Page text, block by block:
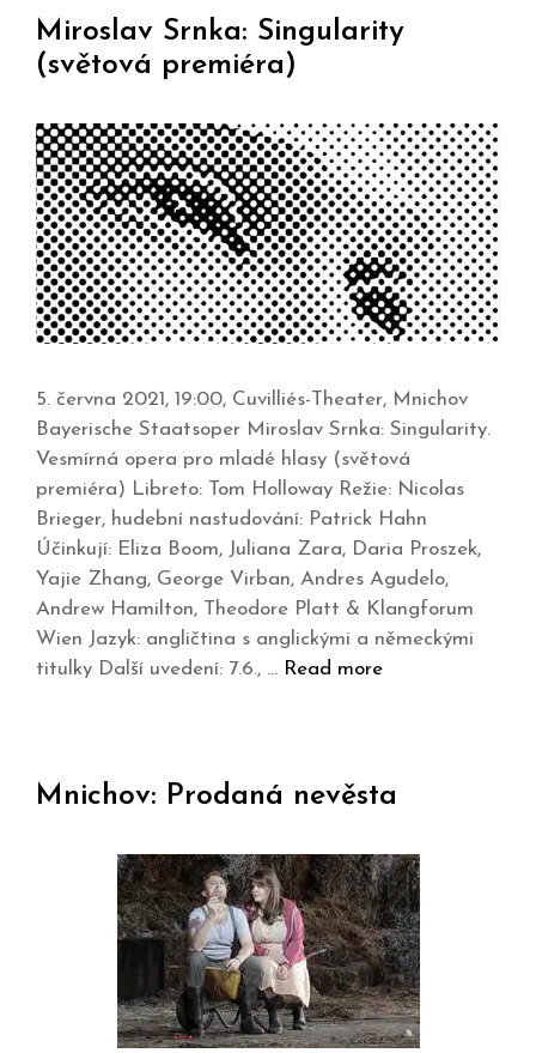
Miroslav Srnka: Singularity
(světová premiéra)
5. června 2021, 19:00, Cuvilliés-Theater, Mnichov
Bayerische Staatsoper Miroslav Srnka: Singularity.
Vesmírná opera pro mladé hlasy (světová
premiéra) Libreto: Tom Holloway Režie: Nicolas
Brieger, hudební nastudování: Patrick Hahn
Účinkují: Eliza Boom, Juliana Zara, Daria Proszek,
Yajie Zhang, George Virban, Andres Agudelo,
Andrew Hamilton, Theodore Platt & Klangforum
Wien Jazyk: angličtina s anglickými a německými
titulky Další uvedení: 7.6., … Read more
Mnichov: Prodaná nevěsta